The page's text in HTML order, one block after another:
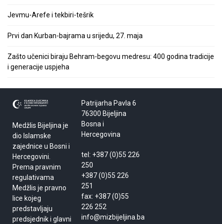
Jevmu-Arefe i tekbiri-tešrik
Prvi dan Kurban-bajrama u srijedu, 27. maja
Zašto učenici biraju Behram-begovu medresu: 400 godina tradicije
i generacije uspjeha
Medžlis Bijeljina je
dio Islamske
zajednice u Bosni i
Hercegovini.
Prema pravnim
regulativama
Medžlis je pravno
lice kojeg
predstavljaju
predsjednik i glavni
Patrijarha Pavla 6
76300 Bijeljina
Bosna i
Hercegovina
tel: +387 (0)55 226
250
+387 (0)55 226
251
fax: +387 (0)55
226 252
info@mizbijeljina.ba